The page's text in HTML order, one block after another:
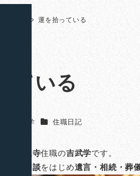
運を拾っている
ている
吉武 学 カテゴリー
住職日記
庭山法泉寺住職の吉武学です。
活のご相談をはじめ遺言・相続・葬